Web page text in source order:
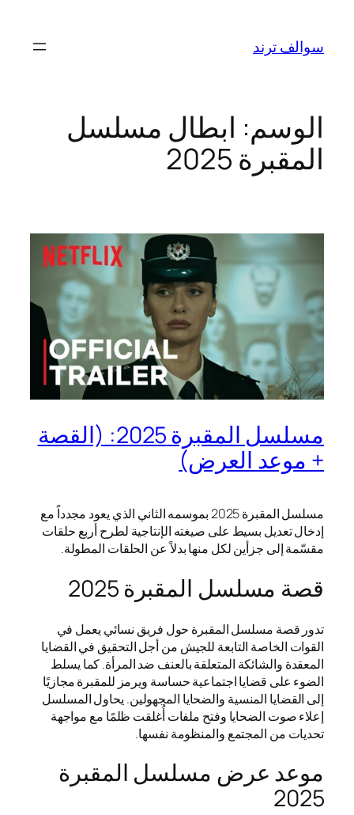
المحتوى
سوالف ترند
الوسم: ابطال مسلسل
المقبرة 2025
مسلسل المقبرة 2025: (القصة
+ موعد العرض)
مسلسل المقبرة 2025 بموسمه الثاني الذي يعود مجدداً مع
إدخال تعديل بسيط على صيغته الإنتاجية لطرح أربع حلقات
مقسّمة إلى جزأين لكل منها بدلاً عن الحلقات المطولة.
قصة مسلسل المقبرة 2025
تدور قصة مسلسل المقبرة حول فريق نسائي يعمل في
القوات الخاصة التابعة للجيش من أجل التحقيق في القضايا
المعقدة والشائكة المتعلقة بالعنف ضد المرأة. كما يسلط
الضوء على قضايا اجتماعية حساسة ويرمز للمقبرة مجازيًا
إلى القضايا المنسية والضحايا المجهولين. يحاول المسلسل
إعلاء صوت الضحايا وفتح ملفات أُغلقت ظلمًا مع مواجهة
تحديات من المجتمع والمنظومة نفسها.
موعد عرض مسلسل المقبرة
2025